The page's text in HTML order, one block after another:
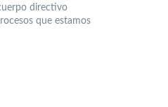
directivo
que estamos